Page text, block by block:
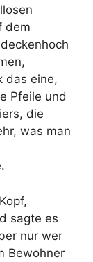
dem
das eine,
Pfeile und
die
was man
sagte es
nur wer
Bewohner